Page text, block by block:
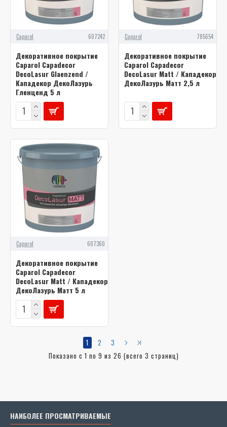
Caparol 607242
Декоративное покрытие
Caparol Capadecor
DecoLasur Glaenzend /
Кападекор ДекоЛазурь
Гленценд 5 л
Caparol 785654
Декоративное покрытие
Caparol Capadecor
DecoLasur Matt / Кападекор
ДекоЛазурь Матт 2,5 л
Caparol 607360
Декоративное покрытие
Caparol Capadecor
DecoLasur Matt / Кападекор
ДекоЛазурь Матт 5 л
1 2
3
Показано с 1 по 9 из 26 (всего 3 страниц)
НАИБОЛЕЕ ПРОСМАТРИВАЕМЫЕ